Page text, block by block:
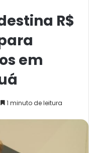
R$
em
1 minuto de leitura